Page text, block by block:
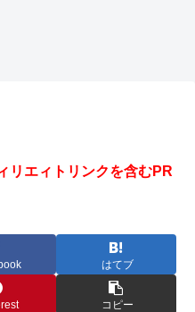
リエィトリンクを含むPR
はてブ
コピー